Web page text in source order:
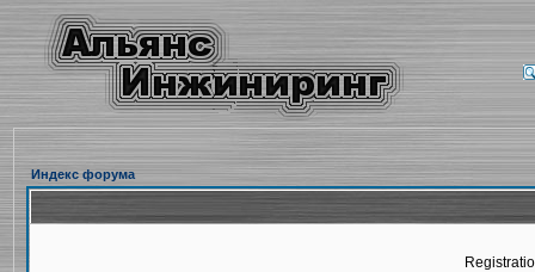
Индекс форума